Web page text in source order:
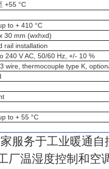
+55 °C
to + 410 °C
30 mm (wxhxd)
rail installation
240 V AC, 50/60 Hz, +/- 10 %
wire, thermocouple type K,
to + 55 °C
服务于工业暖通自
厂温湿度控制和空